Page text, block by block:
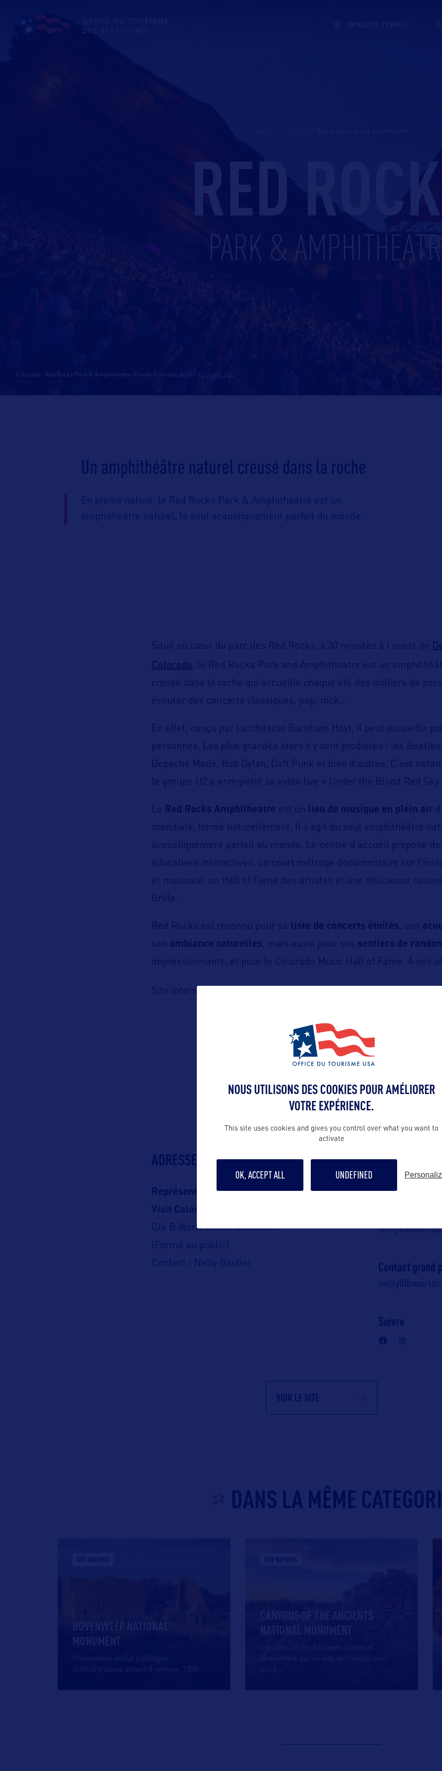
RED
PARK &
Colorado - Red Rocks Park & Amphitheatre (Credit-Colorado.Josh)
Un amphithéâtre naturel creusé dans la roche
En pleine nature, le Red Rocks Park & Amphitheatre est un
amphithéâtre naturel, le seul acoustiquement parfait du monde.
Situé au cœur du parc des Red Rocks, à 30 minutes à l’ouest de
Colorado , le Red Rocks Park and Amphitheatre est un
creusé dans la roche qui accueille chaque été des milliers de
écouter des concerts classiques, pop, rock…
En effet, conçu par l’architecte Burnham Hoyt, il peut accueillir
personnes. Les plus grandes stars s’y sont produites : les
Depeche Mode, Bob Dylan, Daft Punk et bien d’autres. C’est
le groupe U2 a enregistré sa vidéo live « Under the Blood Red Sky
Le Red Rocks Amphitheatre est un lieu de musique en plein air
mondiale, formé naturellement. Il s’agit du seul amphithéâtre
acoustiquement parfait au monde. Le centre d’accueil propose
éducatives interactives, un court métrage documentaire sur
et musicale, un Hall of Fame des artistes et une délicieuse
Grille.
Red Rocks est reconnu pour sa liste de concerts étoilés, son
son ambiance naturelles, mais aussi pour ses sentiers de
impressionnants, et pour le Colorado Music Hall of Fame. A voir
Site internet : https://www.redrocksonline.com
ALLEZ PLUS LOIN
ADRESSES
Représentation en France :
Visit Colorado
C/o B World Communication
(Fermé au public)
Contact : Nelly Gaulier
Contact presse
Contact grand
Suivre
VOIR LE SITE
DANS LA MÊME
SITE NATUREL
HOVENWEEP NATIONAL
MONUMENT
Hovenweep inclut 6 villages
préhistoriques datant d’environ 1300
SITE NATUREL
NATIONAL MONUMENT
NOUS UTILISONS DES COOKIES POUR AMÉLIORER
VOTRE EXPÉRIENCE.
This site uses cookies and gives you control over what you want to
activate
OK, ACCEPT ALL UNDEFINED